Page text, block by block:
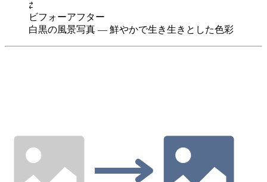
⇄
ビフォーアフター
白黒の風景写真 — 鮮やかで生き生きとした色彩